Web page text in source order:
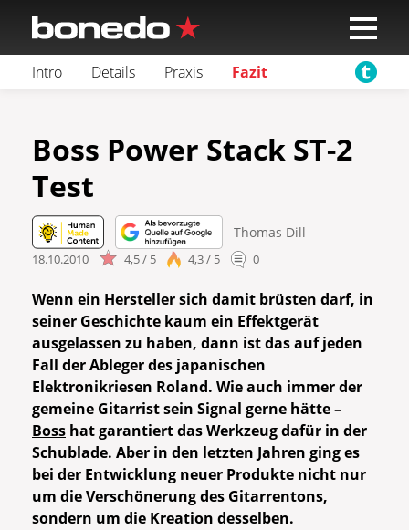
Intro Details Praxis Fazit
Boss Power Stack ST-2
Test
Thomas Dill
18.10.2010 4,5 / 5 4,3 / 5 0
Wenn ein Hersteller sich damit brüsten darf, in
seiner Geschichte kaum ein Effektgerät
ausgelassen zu haben, dann ist das auf jeden
Fall der Ableger des japanischen
Elektronikriesen Roland. Wie auch immer der
gemeine Gitarrist sein Signal gerne hätte –
Boss hat garantiert das Werkzeug dafür in der
Schublade. Aber in den letzten Jahren ging es
bei der Entwicklung neuer Produkte nicht nur
um die Verschönerung des Gitarrentons,
sondern um die Kreation desselben.